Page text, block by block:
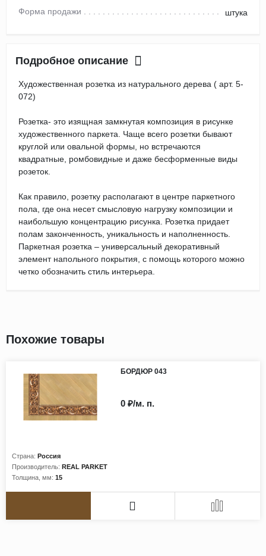
Форма продажи
штука
Подробное описание
Художественная розетка из натурального дерева ( арт. 5-
072)
Розетка- это изящная замкнутая композиция в рисунке
художественного паркета. Чаще всего розетки бывают
круглой или овальной формы, но встречаются
квадратные, ромбовидные и даже бесформенные виды
розеток.
Как правило, розетку располагают в центре паркетного
пола, где она несет смысловую нагрузку композиции и
наибольшую концентрацию рисунка. Розетка придает
полам законченность, уникальность и наполненность.
Паркетная розетка – универсальный декоративный
элемент напольного покрытия, с помощь которого можно
четко обозначить стиль интерьера.
Похожие товары
БОРДЮР 043
Страна: Россия
Производитель: REAL PARKET
Толщина, мм: 15
0 ₽/м. п.